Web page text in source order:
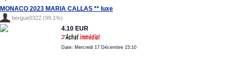
MONACO 2023 MARIA CALLAS ** luxe
bergue0322 (99.1%)
4.10 EUR
Date: Mercredi 17 Décembre 15:10